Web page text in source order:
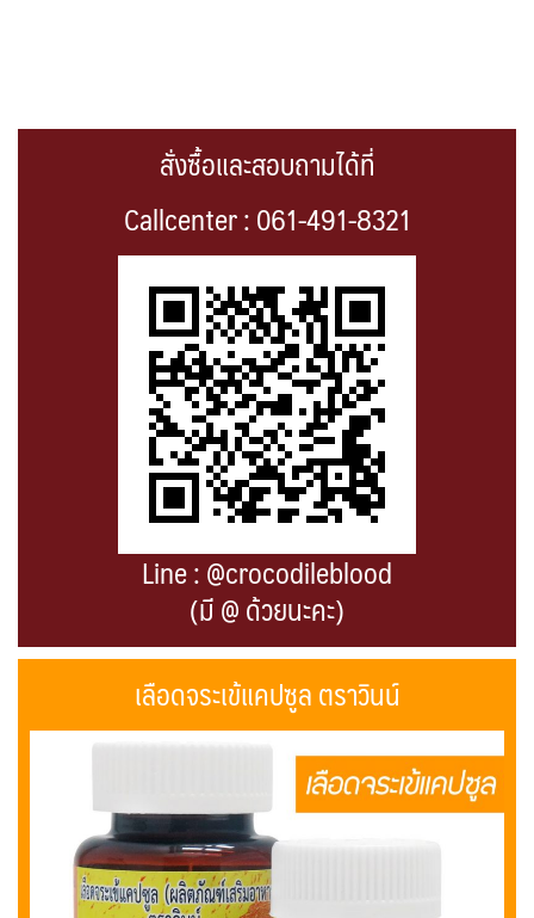
สั่งซื้อและสอบถามได้ที่
Callcenter : 061-491-8321
Line : @crocodileblood
(มี @ ด้วยนะคะ)
เลือดจระเข้แคปซูล ตราวินน์